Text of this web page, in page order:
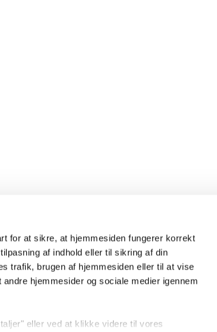
for at sikre, at hjemmesiden fungerer korrekt
af indhold eller til sikring af din
trafik, brugen af hjemmesiden eller til at vise
hjemmesider og sociale medier igennem
eller ved at klikke videre til vores